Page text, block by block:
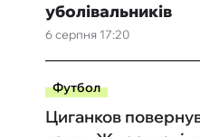
6 серпня 17:20
уболівальників
Футбол
Циганков